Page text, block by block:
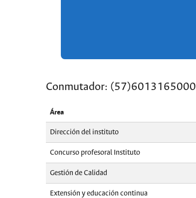
Conmutador: (57)6013165000
Área
Dirección del instituto
Concurso profesoral Instituto
Gestión de Calidad
Extensión y educación continua